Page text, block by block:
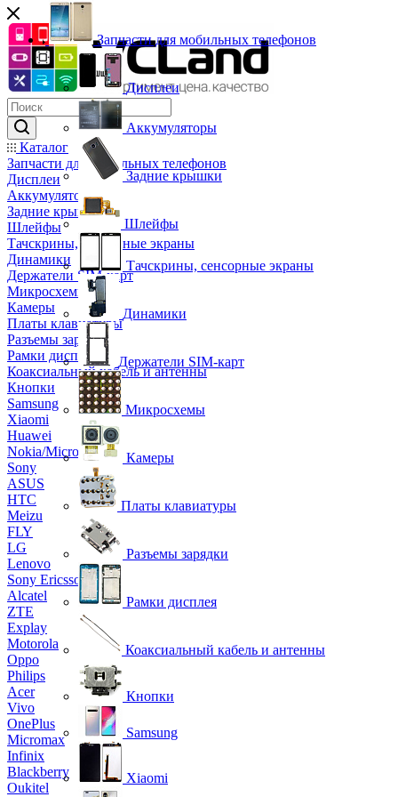
Каталог
Запчасти для мобильных телефонов
Дисплеи
Аккумуляторы
Задние крышки
Шлейфы
Тачскрины, сенсорные экраны
Динамики
Держатели SIM-карт
Микросхемы
Камеры
Платы клавиатуры
Разъемы зарядки
Рамки дисплея
Коаксиальный кабель и антенны
Кнопки
Samsung
Xiaomi
Huawei
Nokia/Microsoft
Sony
ASUS
HTC
Meizu
FLY
LG
Lenovo
Sony Ericsson
Alcatel
ZTE
Explay
Motorola
Oppo
Philips
Acer
Vivo
OnePlus
Micromax
Infinix
Blackberry
Oukitel
Запчасти для мобильных телефонов
Дисплеи
Аккумуляторы
Задние крышки
Шлейфы
Тачскрины, сенсорные экраны
Динамики
Держатели SIM-карт
Микросхемы
Камеры
Платы клавиатуры
Разъемы зарядки
Рамки дисплея
Коаксиальный кабель и антенны
Кнопки
Samsung
Xiaomi